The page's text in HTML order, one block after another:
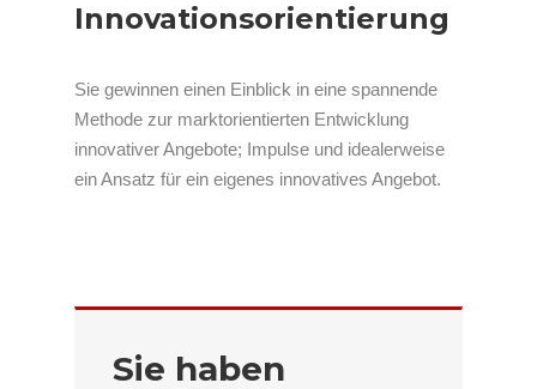
Innovationsorientierung
Sie gewinnen einen Einblick in eine spannende
Methode zur marktorientierten Entwicklung
innovativer Angebote; Impulse und idealerweise
ein Ansatz für ein eigenes innovatives Angebot.
Sie haben